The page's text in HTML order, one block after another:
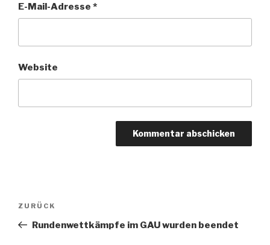
E-Mail-Adresse *
Website
Beitragsnavigation
Vorheriger
Beitrag
ZURÜCK
Rundenwettkämpfe im GAU wurden beendet